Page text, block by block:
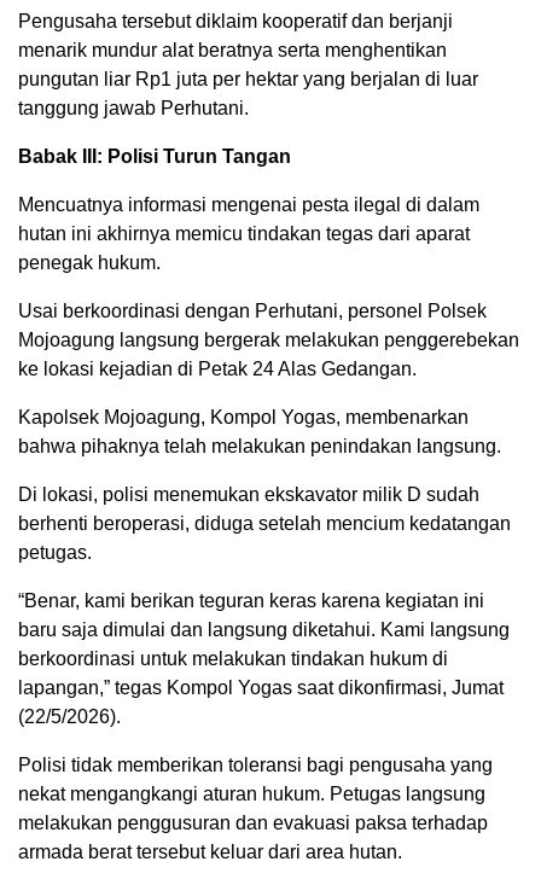
Pengusaha tersebut diklaim kooperatif dan berjanji
menarik mundur alat beratnya serta menghentikan
pungutan liar Rp1 juta per hektar yang berjalan di luar
tanggung jawab Perhutani.
Babak III: Polisi Turun Tangan
Mencuatnya informasi mengenai pesta ilegal di dalam
hutan ini akhirnya memicu tindakan tegas dari aparat
penegak hukum.
Usai berkoordinasi dengan Perhutani, personel Polsek
Mojoagung langsung bergerak melakukan penggerebekan
ke lokasi kejadian di Petak 24 Alas Gedangan.
Kapolsek Mojoagung, Kompol Yogas, membenarkan
bahwa pihaknya telah melakukan penindakan langsung.
Di lokasi, polisi menemukan ekskavator milik D sudah
berhenti beroperasi, diduga setelah mencium kedatangan
petugas.
“Benar, kami berikan teguran keras karena kegiatan ini
baru saja dimulai dan langsung diketahui. Kami langsung
berkoordinasi untuk melakukan tindakan hukum di
lapangan,” tegas Kompol Yogas saat dikonfirmasi, Jumat
(22/5/2026).
Polisi tidak memberikan toleransi bagi pengusaha yang
nekat mengangkangi aturan hukum. Petugas langsung
melakukan penggusuran dan evakuasi paksa terhadap
armada berat tersebut keluar dari area hutan.